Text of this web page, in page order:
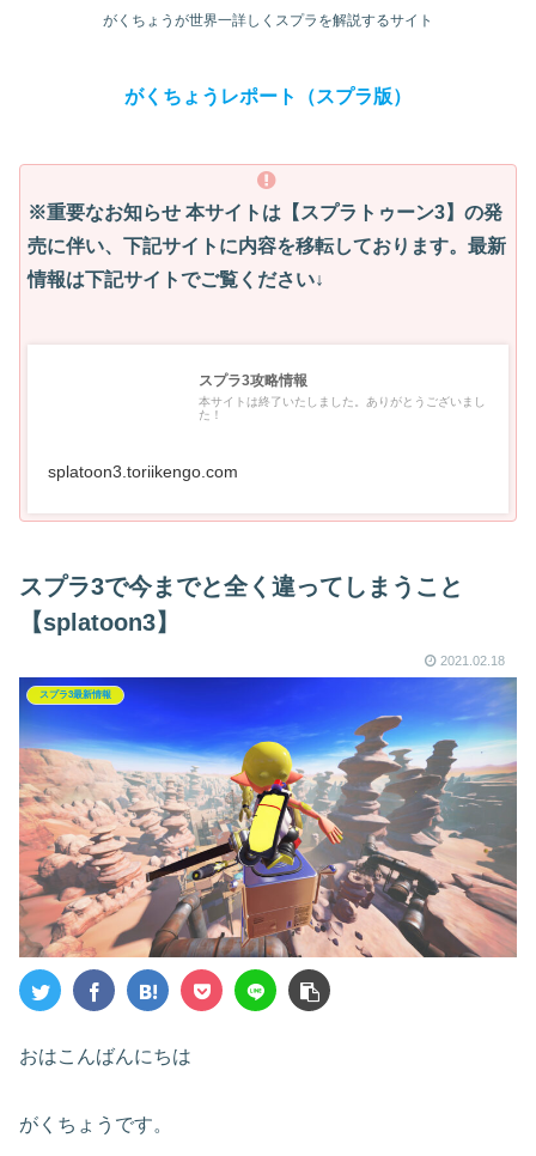
がくちょうが世界一詳しくスプラを解説するサイト
がくちょうレポート（スプラ版）
※重要なお知らせ 本サイトは【スプラトゥーン3】の発
売に伴い、下記サイトに内容を移転しております。最新
情報は下記サイトでご覧ください↓
スプラ3攻略情報
本サイトは終了いたしました。ありがとうございまし
た！
splatoon3.toriikengo.com
スプラ3で今までと全く違ってしまうこと
【splatoon3】
2021.02.18
スプラ3最新情報
おはこんばんにちは
がくちょうです。